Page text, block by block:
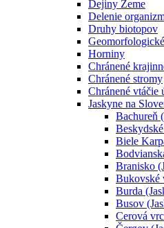
Dejiny Zeme
Delenie
Druhy biotopov
Horniny
Chránené
Chránené stromy
Chránené vtáčie
Jaskyne na
Bachureň
Biele
Branisko
Bukovské
Burda
Busov
Cerová